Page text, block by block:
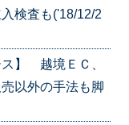
検査も('18/12/2
】 越境ＥＣ、
以外の手法も脚